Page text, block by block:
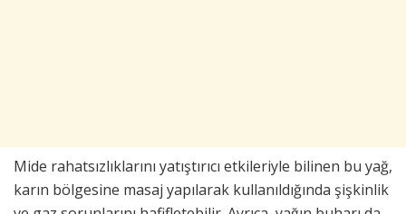
Mide rahatsızlıklarını yatıştırıcı etkileriyle bilinen bu yağ,
karın bölgesine masaj yapılarak kullanıldığında şişkinlik